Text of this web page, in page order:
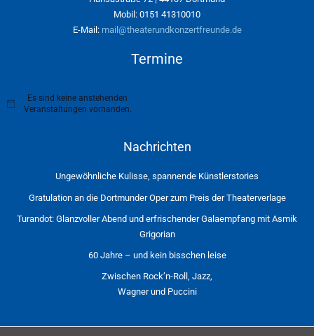
Mobil: 0151 41310010
E-Mail: mail@theaterundkonzertfreunde.de
Termine
H
Es sind keine anstehenden
Veranstaltungen vorhanden.
Nachrichten
Ungewöhnliche Kulisse, spannende Künstlerstories
Gratulation an die Dortmunder Oper zum Preis der Theaterverlage
Turandot: Glanzvoller Abend und erfrischender Galaempfang mit Asmik
Grigorian
60 Jahre – und kein bisschen leise
Zwischen Rock’n-Roll, Jazz,
Wagner und Puccini